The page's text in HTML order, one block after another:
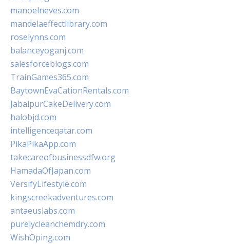
manoelneves.com
mandelaeffectlibrary.com
roselynns.com
balanceyoganj.com
salesforceblogs.com
TrainGames365.com
BaytownEvaCationRentals.com
JabalpurCakeDelivery.com
halobjd.com
intelligenceqatar.com
PikaPikaApp.com
takecareofbusinessdfw.org
HamadaOfJapan.com
VersifyLifestyle.com
kingscreekadventures.com
antaeuslabs.com
purelycleanchemdry.com
WishOping.com